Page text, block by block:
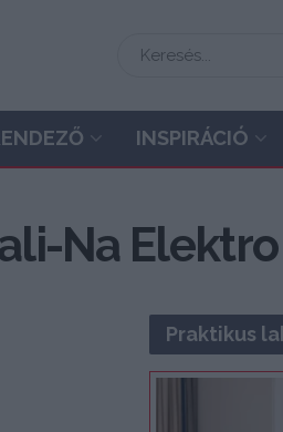
INSPIRÁCIÓ
Na
Praktikus